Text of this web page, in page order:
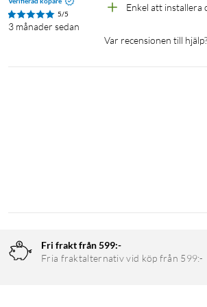
halveras alltså bandbredden.
De flesta mesh-nätverk har dock stöd för
nätverkskabel. Deco X50-PoE är inget
Det som gör TP-Link Deco X50-PoE
får mindre kablar och nätadaptrar att
5/5
3 månader sedan
Enkel att installera
Var recensionen till hjälp?
Fri frakt från 599:-
Fria fraktalternativ vid köp från 599:-